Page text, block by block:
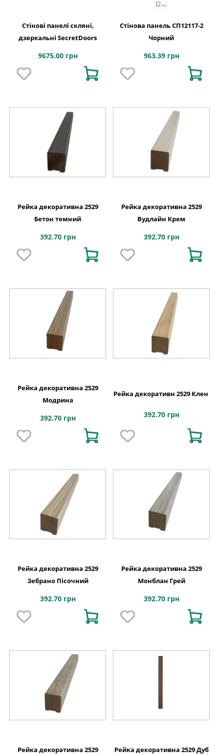
Стінові панелі скляні,
дзеркальні SecretDoors
9675.00 грн
Стінова панель СП12117-2
Чорний
963.39 грн
Рейка декоративна 2529
Бетон темний
392.70 грн
Рейка декоративна 2529
Вудлайн Крем
392.70 грн
Рейка декоративна 2529
Модрина
392.70 грн
Рейка декоративн 2529 Клен
392.70 грн
Рейка декоративна 2529
Зебрано Пісочний
392.70 грн
Рейка декоративна 2529
Монблан Грей
392.70 грн
Рейка декоративна 2529
Рейка декоративна 2529 Дуб